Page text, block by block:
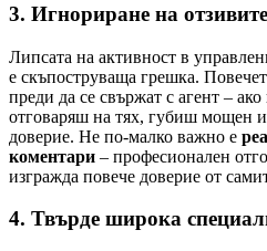
3. Игнориране на отзивите
Липсата на активност в
е скъпоструваща грешка.
преди да се свържат с агент –
отговаряш на тях, губиш мощен
доверие. Не по-малко важно е
коментари – професионален
изгражда повече доверие от
4. Твърде широка